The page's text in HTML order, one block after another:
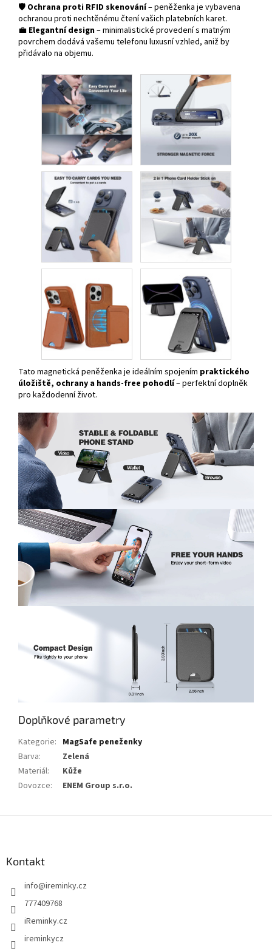
🛡 Ochrana proti RFID skenování– peněženka je vybavena
ochranou proti nechtěnému čtení vašich platebních karet.
💼 Elegantní design– minimalistické provedení s matným
povrchem dodává vašemu telefonu luxusní vzhled, aniž by
přidávalo na objemu.
Tato magnetická peněženka je ideálním spojením praktického
úložiště, ochrany a hands-free pohodlí– perfektní doplněk
pro každodenní život.
Doplňkové parametry
Kategorie: MagSafe peneženky
Barva:
Zelená
Materiál:
Kůže
Dovozce: ENEM Group s.r.o.
Kontakt
info@ireminky.cz
777409768
iReminky.cz
ireminkycz